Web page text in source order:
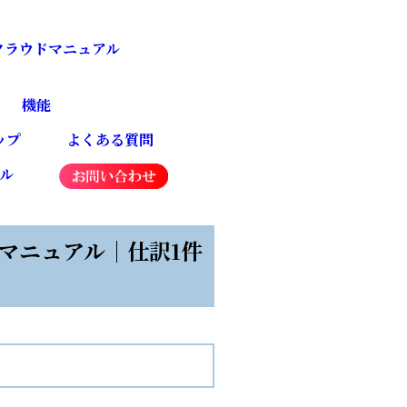
ウドマニュアル
機能
プ
よくある質問
ニュアル｜仕訳1件